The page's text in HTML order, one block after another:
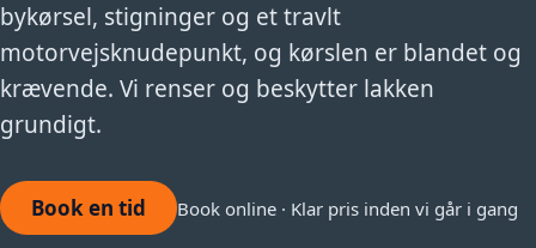
bykørsel, stigninger og et travlt
motorvejsknudepunkt, og kørslen er blandet og
krævende. Vi renser og beskytter lakken
grundigt.
Book en tid Book online · Klar pris inden vi går i gang